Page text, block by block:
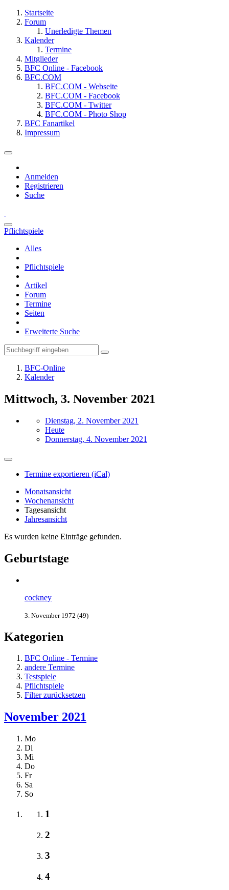
Startseite
Forum
Unerledigte Themen
Kalender
Termine
Mitglieder
BFC Online - Facebook
BFC.COM
BFC.COM - Webseite
BFC.COM - Facebook
BFC.COM - Twitter
BFC.COM - Photo Shop
BFC Fanartikel
Impressum
Anmelden
Registrieren
Suche
Pflichtspiele
Alles
Pflichtspiele
Artikel
Forum
Termine
Seiten
Erweiterte Suche
BFC-Online
Kalender
Mittwoch, 3. November 2021
Dienstag, 2. November 2021
Heute
Donnerstag, 4. November 2021
Termine exportieren (iCal)
Monatsansicht
Wochenansicht
Tagesansicht
Jahresansicht
Es wurden keine Einträge gefunden.
Geburtstage
cockney
3. November 1972 (49)
Kategorien
BFC Online - Termine
andere Termine
Testspiele
Pflichtspiele
Filter zurücksetzen
November 2021
Mo
Di
Mi
Do
Fr
Sa
So
1
2
3
4